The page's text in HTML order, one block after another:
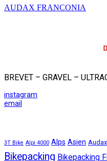
AUDAX FRANCONIA
BREVET – GRAVEL –
instagram
email
3T Bike Alpi 4000 Alps Asien
Bikepacking Bikepacking